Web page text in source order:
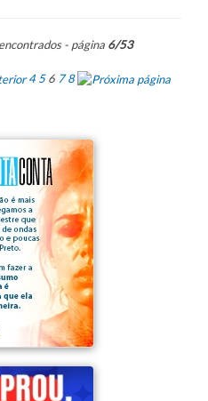
- página 6/53
4 56 7 8